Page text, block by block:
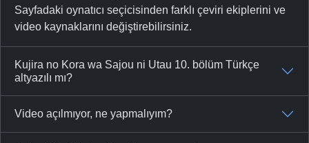
Sayfadaki oynatıcı seçicisinden farklı çeviri ekiplerini ve
video kaynaklarını değiştirebilirsiniz.
Kujira no Kora wa Sajou ni Utau 10. bölüm Türkçe
altyazılı mı?
Video açılmıyor, ne yapmalıyım?